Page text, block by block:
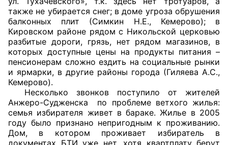
независимой оценки качества условий
оказания услуг
О Палате
Структура Палаты
Комиссии
Экспертный совет ОП КО
Совет ОП КО
также не убирается снег; в доме угроза обрушения
балконных плит (Симкин Н.Е., Кемерово); в
Кировском районе рядом с Никольской церковью
разбитые дороги, грязь, нет рядом магазинов, в
которых доступные цены на продукты питания –
пенсионерам сложно ездить на социальные рынки
и ярмарки, в другие районы города (Гиляева А.С.,
Кемерово).
Несколько звонков поступило от жителей
Анжеро-Судженска по проблеме ветхого жилья:
семья избирателя живет в бараке. Жилье в 2005
году было признано непригодным к проживанию.
Дом, в котором проживает избиратель в